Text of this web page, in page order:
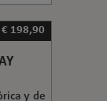
€ 198,90
y de